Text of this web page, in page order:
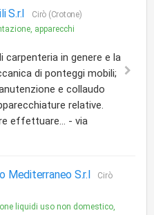
S.r.l
Cirò (Crotone)
apparecchi
carpenteria in genere e la
di ponteggi mobili;
e collaudo
relative.
effettuare... - via
Mediterraneo S.r.l
Cirò
liquidi uso non domestico,